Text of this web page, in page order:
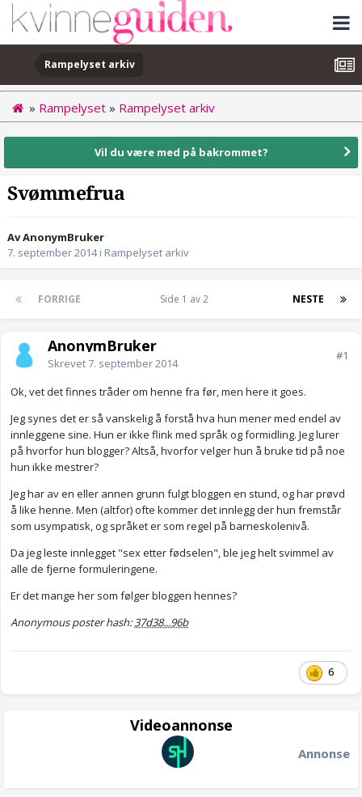
Rampelyset arkiv
» Rampelyset » Rampelyset arkiv
Vil du være med på bakrommet?
Svømmefrua
Av AnonymBruker
7. september 2014i Rampelyset arkiv
FORRIGE NESTE
Side 1 av 2
AnonymBruker
Skrevet7. september 2014
#1
Ok, vet det finnes tråder om henne fra før, men here it goes.
Jeg synes det er så vanskelig å forstå hva hun mener med endel av
innleggene sine. Hun er ikke flink med språk og formidling. Jeg lurer
på hvorfor hun blogger? Altså, hvorfor velger hun å bruke tid på noe
hun ikke mestrer?
Jeg har av en eller annen grunn fulgt bloggen en stund, og har prøvd
å like henne. Men (altfor) ofte kommer det innlegg der hun fremstår
som usympatisk, og språket er som regel på barneskolenivå.
Da jeg leste innlegget "sex etter fødselen", ble jeg helt svimmel av
alle de fjerne formuleringene.
Er det mange her som følger bloggen hennes?
Anonymous poster hash:37d38...96b
6
Videoannonse
Annonse